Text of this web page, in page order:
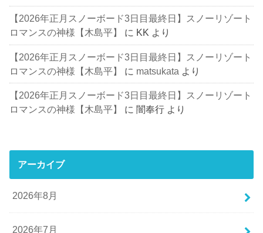
【2026年正月スノーボード3日目最終日】スノーリゾート
ロマンスの神様【木島平】
に KK より
【2026年正月スノーボード3日目最終日】スノーリゾート
ロマンスの神様【木島平】
に matsukata より
【2026年正月スノーボード3日目最終日】スノーリゾート
ロマンスの神様【木島平】
に闇奉行 より
アーカイブ
2026年8月
2026年7月